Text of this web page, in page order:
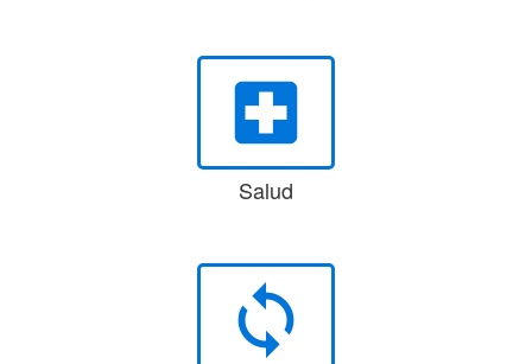
local_hospital
Salud
loop